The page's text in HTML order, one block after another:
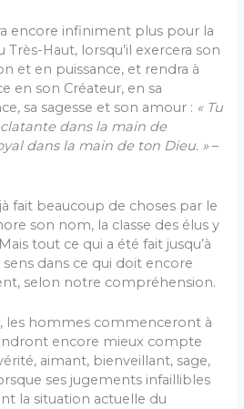
encore infiniment plus pour la
Très-Haut, lorsqu’il exercera son
et en puissance, et rendra à
en son Créateur, en sa
sa sagesse et son amour : « Tu
dans la main de
dans la main de ton Dieu. » –
fait beaucoup de choses par le
son nom, la classe des élus y
tout ce qui a été fait jusqu’à
dans ce qui doit encore
selon notre compréhension.
les hommes commenceront à
encore mieux compte
aimant, bienveillant, sage,
ses jugements infaillibles
la situation actuelle du